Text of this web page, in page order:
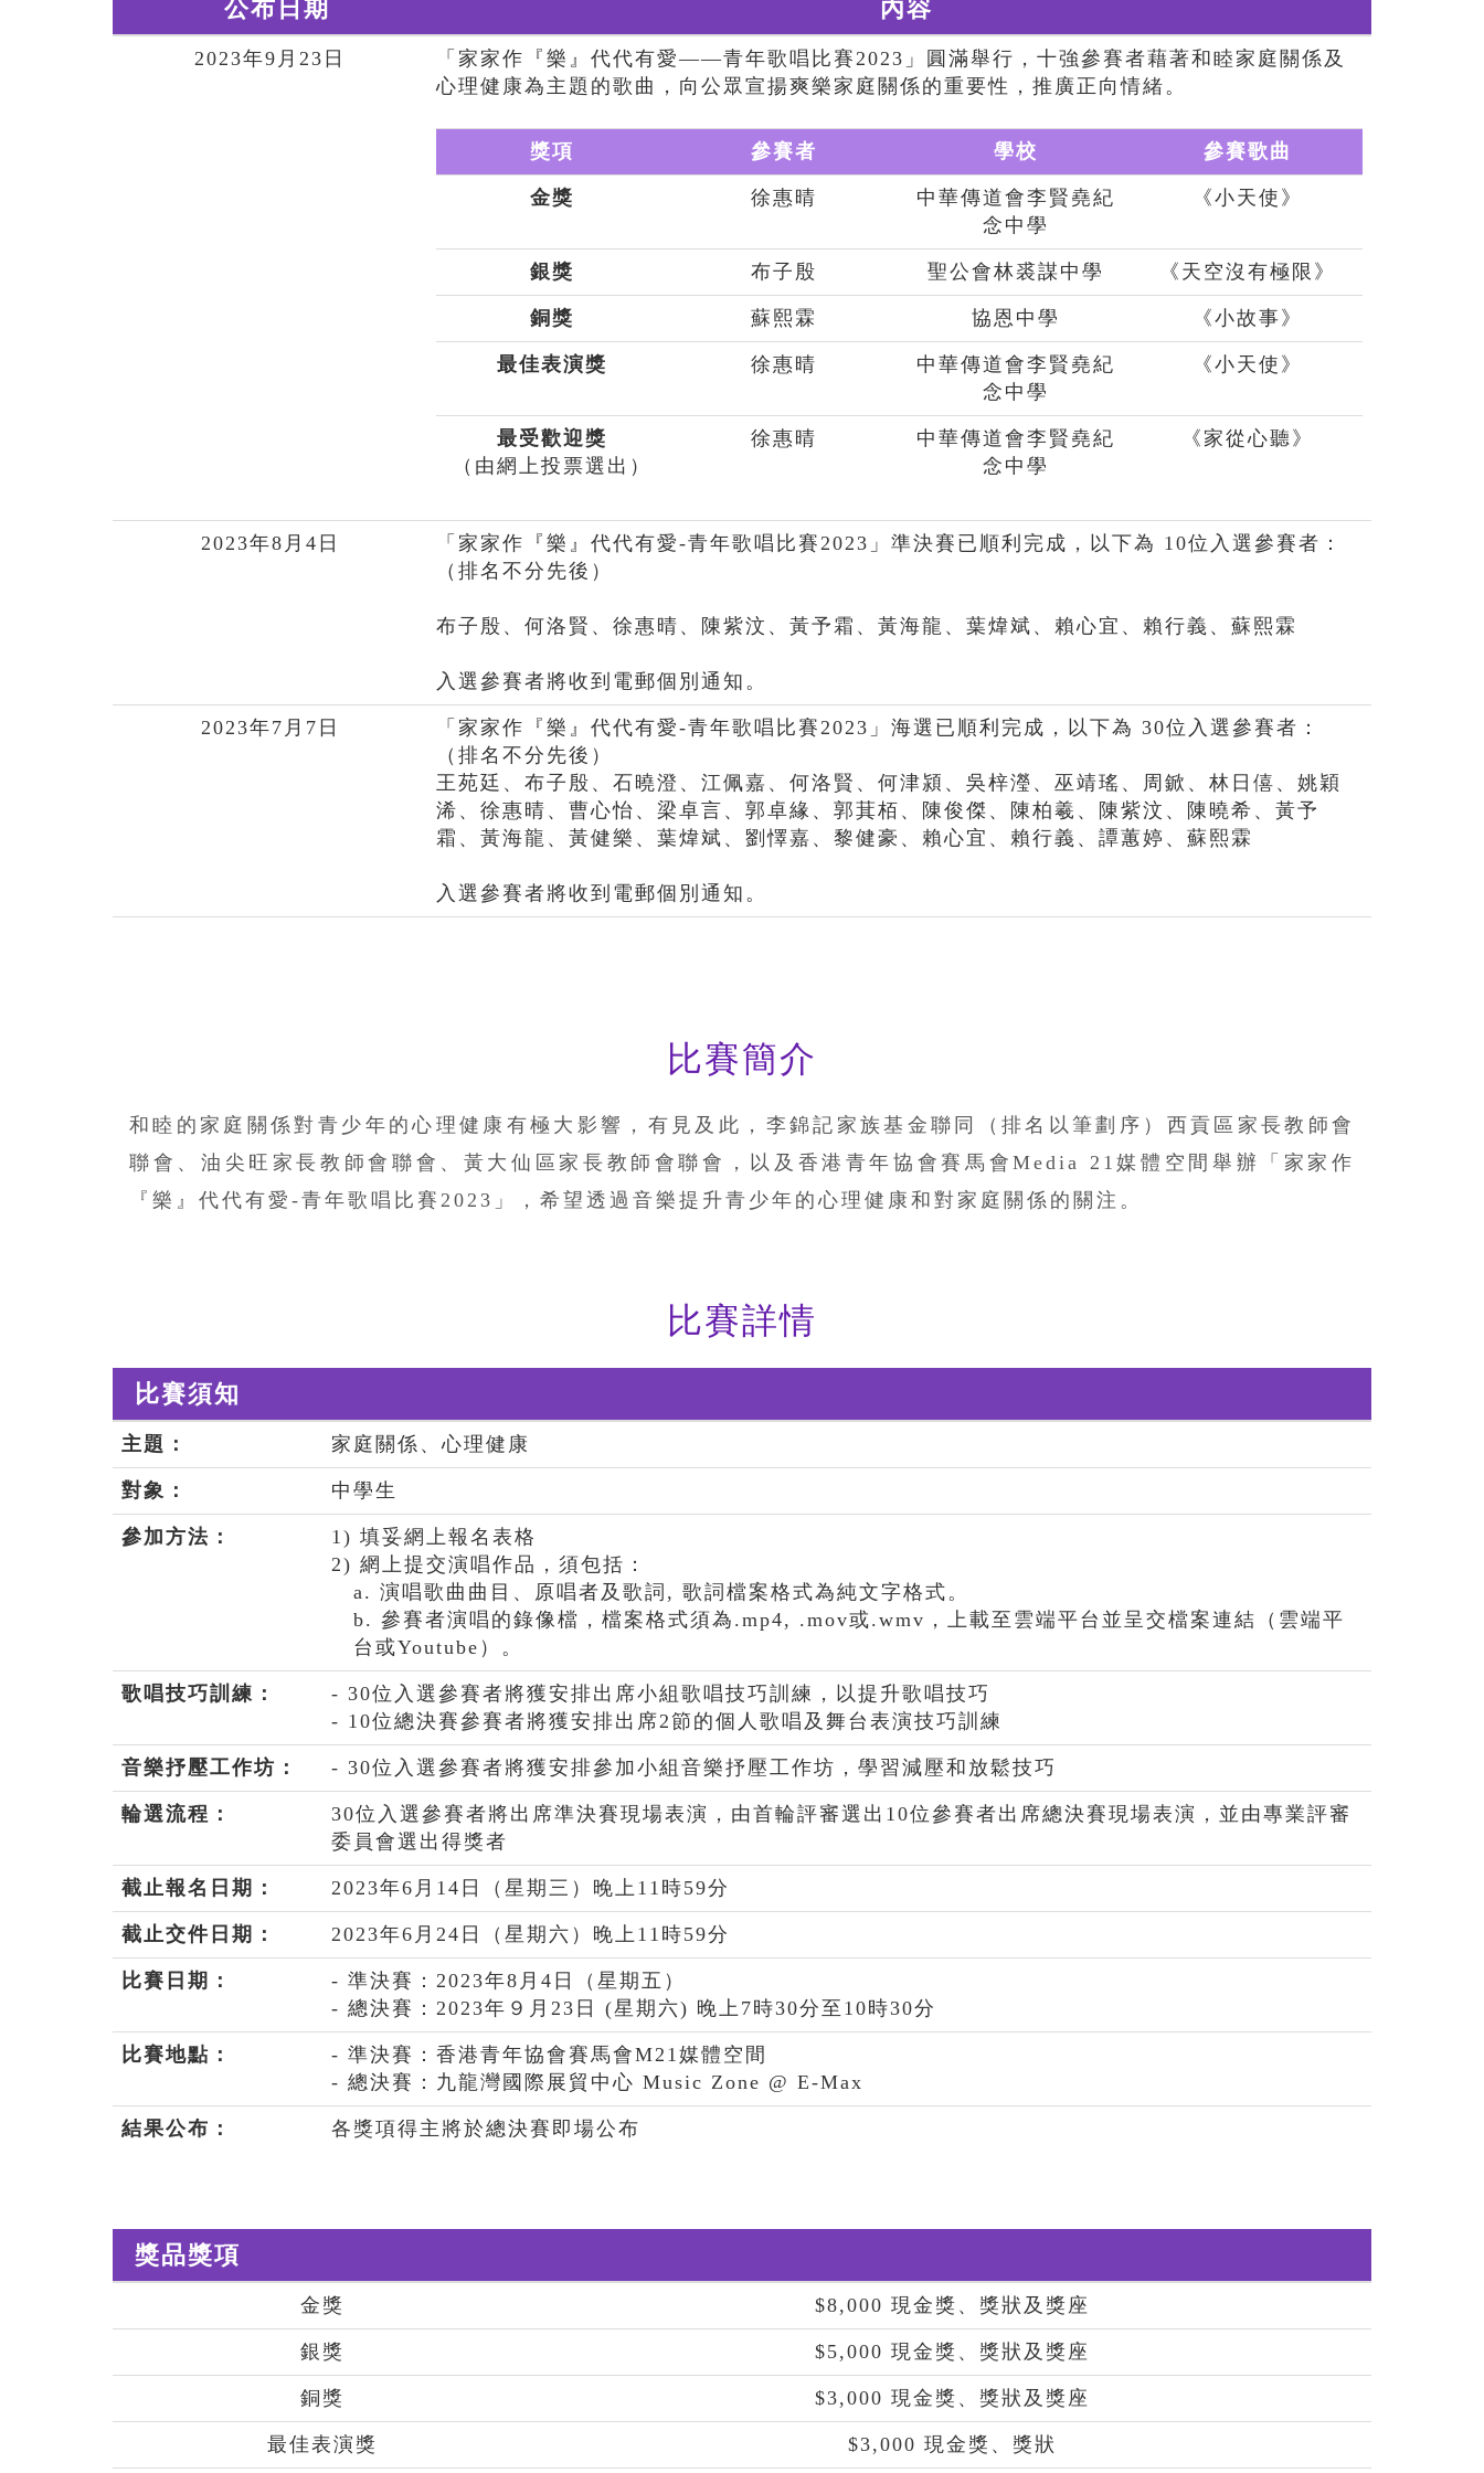
公布日期 內容
2023年9月23日
「家家作『樂』代代有愛——青年歌唱比賽2023」圓滿舉行，十強參賽者藉著和睦家庭關係及
心理健康為主題的歌曲，向公眾宣揚爽樂家庭關係的重要性，推廣正向情緒。
獎項 參賽者 學校 參賽歌曲
金獎 徐惠晴
中華傳道會李賢堯紀
念中學
《小天使》
銀獎 布子殷 聖公會林裘謀中學 《天空沒有極限》
銅獎 蘇熙霖 協恩中學 《小故事》
最佳表演獎 徐惠晴
中華傳道會李賢堯紀
念中學
《小天使》
最受歡迎獎
（由網上投票選出）
徐惠晴
中華傳道會李賢堯紀
念中學
《家從心聽》
2023年8月4日
「家家作『樂』代代有愛-青年歌唱比賽2023」準決賽已順利完成，以下為 10位入選參賽者：
（排名不分先後）
布子殷、何洛賢、徐惠晴、陳紫汶、黃予霜、黃海龍、葉煒斌、賴心宜、賴行義、蘇熙霖
入選參賽者將收到電郵個別通知。
2023年7月7日
「家家作『樂』代代有愛-青年歌唱比賽2023」海選已順利完成，以下為 30位入選參賽者：
（排名不分先後）
王苑廷、布子殷、石曉澄、江佩嘉、何洛賢、何津潁、吳梓瀅、巫靖瑤、周鍁、林日僖、姚穎
浠、徐惠晴、曹心怡、梁卓言、郭卓緣、郭萁栢、陳俊傑、陳柏羲、陳紫汶、陳曉希、黃予
霜、黃海龍、黃健樂、葉煒斌、劉懌嘉、黎健豪、賴心宜、賴行義、譚蕙婷、蘇熙霖
入選參賽者將收到電郵個別通知。
比賽簡介
和睦的家庭關係對青少年的心理健康有極大影響，有見及此，李錦記家族基金聯同（排名以筆劃序）西貢區家長教師會
聯會、油尖旺家長教師會聯會、黃大仙區家長教師會聯會，以及香港青年協會賽馬會Media 21媒體空間舉辦「家家作
『樂』代代有愛-青年歌唱比賽2023」，希望透過音樂提升青少年的心理健康和對家庭關係的關注。
比賽詳情
比賽須知
主題： 家庭關係、心理健康
對象： 中學生
參加方法：
1) 填妥網上報名表格
2) 網上提交演唱作品，須包括：
a. 演唱歌曲曲目、原唱者及歌詞, 歌詞檔案格式為純文字格式。
b. 參賽者演唱的錄像檔，檔案格式須為.mp4, .mov或.wmv，上載至雲端平台並呈交檔案連結（雲端平
台或Youtube）。
歌唱技巧訓練：
- 30位入選參賽者將獲安排出席小組歌唱技巧訓練，以提升歌唱技巧
- 10位總決賽參賽者將獲安排出席2節的個人歌唱及舞台表演技巧訓練
音樂抒壓工作坊： - 30位入選參賽者將獲安排參加小組音樂抒壓工作坊，學習減壓和放鬆技巧
輪選流程：
30位入選參賽者將出席準決賽現場表演，由首輪評審選出10位參賽者出席總決賽現場表演，並由專業評審
委員會選出得獎者
截止報名日期： 2023年6月14日（星期三）晚上11時59分
截止交件日期： 2023年6月24日（星期六）晚上11時59分
比賽日期：
- 準決賽：2023年8月4日（星期五）
- 總決賽：2023年９月23日 (星期六) 晚上7時30分至10時30分
比賽地點：
- 準決賽：香港青年協會賽馬會M21媒體空間
- 總決賽：九龍灣國際展貿中心 Music Zone @ E-Max
結果公布： 各獎項得主將於總決賽即場公布
獎品獎項
金獎 $8,000 現金獎、 獎狀及獎座
銀獎 $5,000 現金獎、 獎狀及獎座
銅獎 $3,000 現金獎、 獎狀及獎座
最佳表演獎 $3,000 現金獎、 獎狀